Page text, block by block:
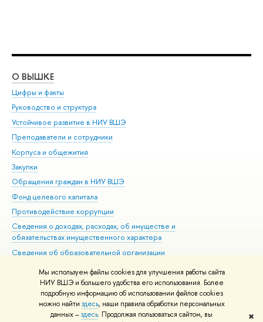
Мы используем файлы cookies для улучшения работы сайта
НИУ ВШЭ и большего удобства его использования. Более
подробную информацию об использовании файлов cookies
можно найти здесь, наши правила обработки персональных
данных –здесь. Продолжая пользоваться сайтом, вы
✖
О ВЫШКЕ
Цифры и факты
Руководство и структура
Устойчивое развитие в НИУ ВШЭ
Преподаватели и сотрудники
Корпуса и общежития
Закупки
Обращения граждан в НИУ ВШЭ
Фонд целевого капитала
Противодействие коррупции
Сведения о доходах, расходах, об имуществе и
обязательствах имущественного характера
Сведения об образовательной организации
Людям с ограниченными возможностями здоровья
Единая платежная страница
Работа в Вышке